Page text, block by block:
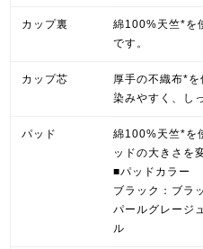
カップ裏
綿100%天竺*を
です。
カップ芯
厚手の不織布*
染みやすく、し
パッド
綿100%天竺*を
ッドの大きさを
■パッドカラー
ブラック：ブラ
パールグレージ
ル